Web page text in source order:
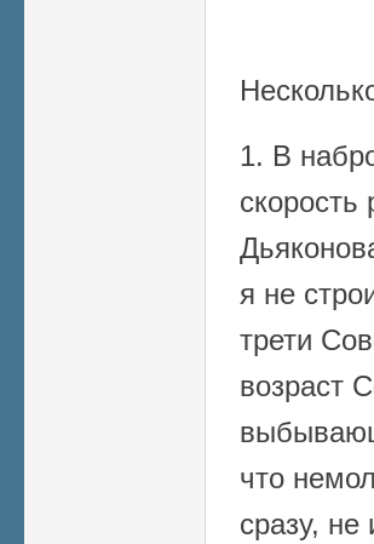
1. В
я не
трети
возраст
что
сразу, не